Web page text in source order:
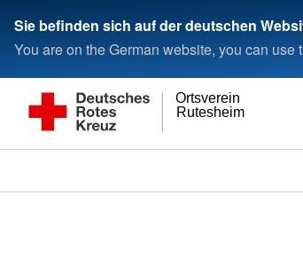
Sie befinden sich auf der deutschen
You are on the German website, you can
Rutesheim
Ortsverein